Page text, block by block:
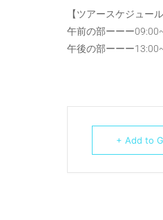
【ツアースケジュール
午前の部ーーー
午後の部ーーー
+ Add to